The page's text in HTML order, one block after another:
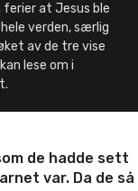
ferier at Jesus ble
verden, særlig
av de tre vise
lese om i
de hadde sett
var. Da de så